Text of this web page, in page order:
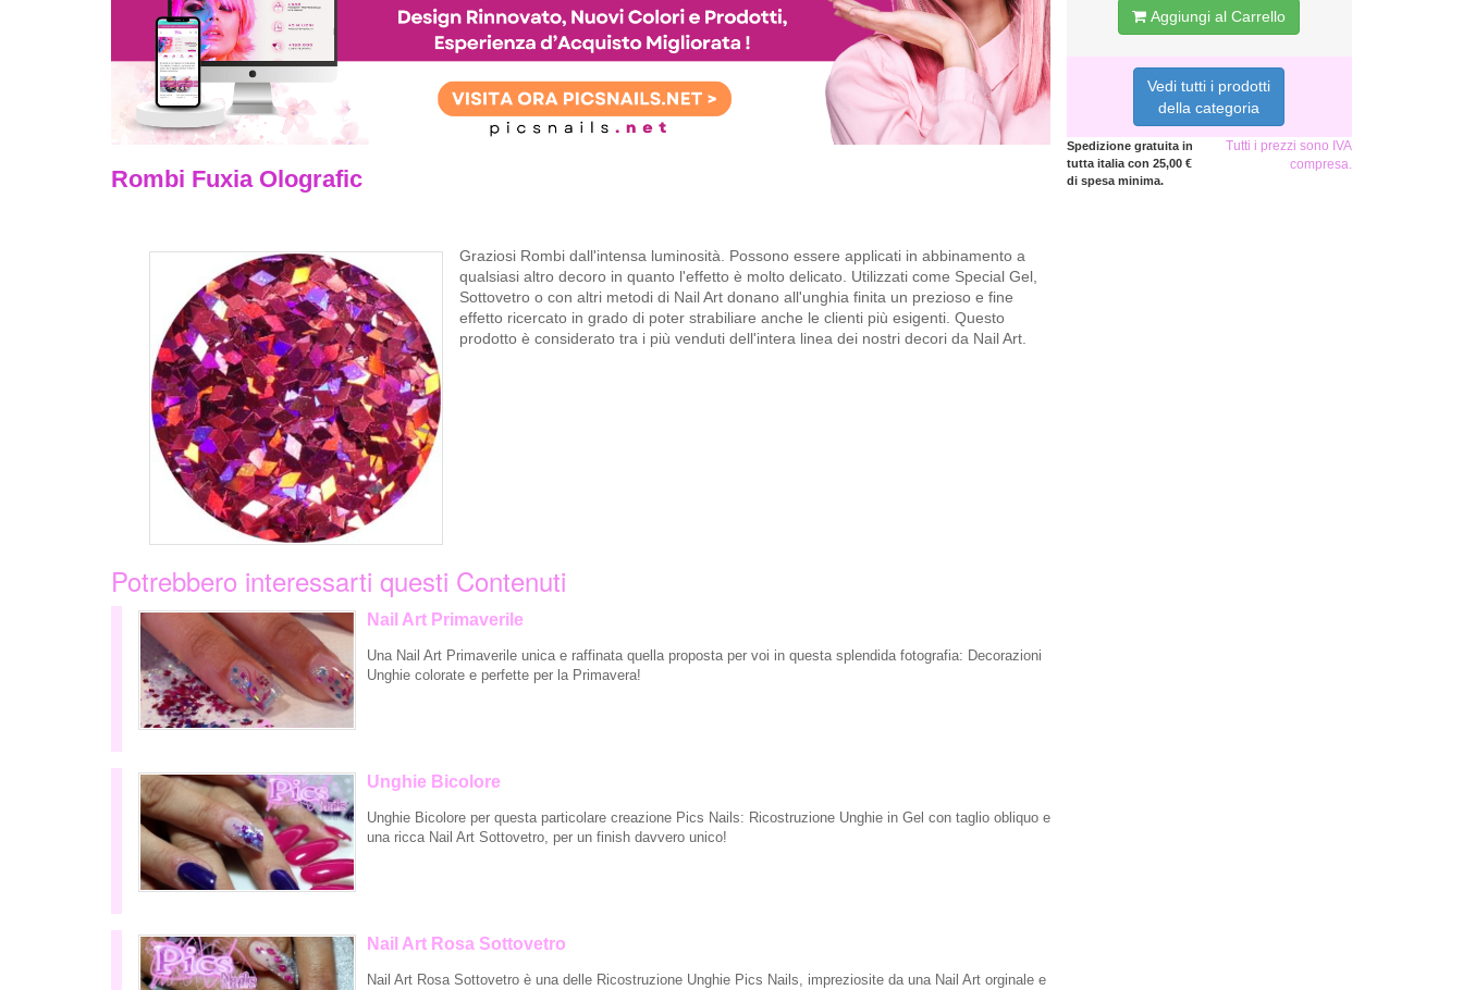
Rombi Fuxia Olografic
Graziosi Rombi dall'intensa luminosità. Possono essere applicati in abbinamento a
qualsiasi altro decoro in quanto l'effetto è molto delicato. Utilizzati come Special Gel,
Sottovetro o con altri metodi di Nail Art donano all'unghia finita un prezioso e fine
effetto ricercato in grado di poter strabiliare anche le clienti più esigenti. Questo
prodotto è considerato tra i più venduti dell'intera linea dei nostri decori da Nail Art.
Potrebbero interessarti questi Contenuti
Nail Art Primaverile
Una Nail Art Primaverile unica e raffinata quella proposta per voi in questa splendida fotografia: Decorazioni
Unghie colorate e perfette per la Primavera!
Unghie Bicolore
Unghie Bicolore per questa particolare creazione Pics Nails: Ricostruzione Unghie in Gel con taglio obliquo e
una ricca Nail Art Sottovetro, per un finish davvero unico!
Nail Art Rosa Sottovetro
Nail Art Rosa Sottovetro è una delle Ricostruzione Unghie Pics Nails, impreziosite da una Nail Art orginale e
Aggiungi al Carrello
Vedi tutti i prodotti
della categoria
Spedizione gratuita in
tutta italia con 25,00 €
di spesa minima.
Tutti i prezzi sono IVA
compresa.